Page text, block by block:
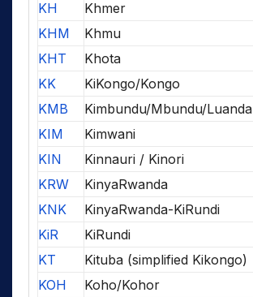
KH
Khmer
KHM
Khmu
KHT
Khota
KK
KiKongo/Kongo
KMB
Kimbundu/Mbundu/Luanda
KIM
Kimwani
KIN
Kinnauri / Kinori
KRW
KinyaRwanda
KNK
KinyaRwanda-KiRundi
KiR
KiRundi
KT
Kituba (simplified Kikongo)
KOH
Koho/Kohor